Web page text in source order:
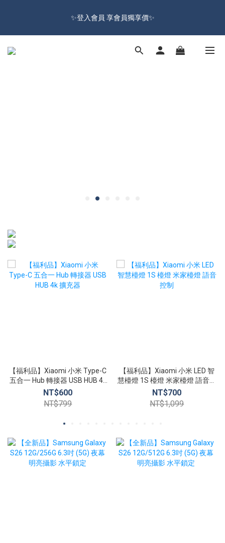
🚛
✨登入會員 享會員獨享價✨
✅訂閱訂單通知 進度及時掌握
【福利品】Xiaomi 小米 Type-C
五合一 Hub 轉接器 USB HUB 4k
擴充器
NT$600
NT$799
【福利品】Xiaomi 小米 LED 智
慧檯燈 1S 檯燈 米家檯燈 語音控
制
NT$700
NT$1,099